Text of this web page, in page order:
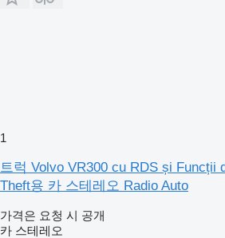
1
트럭 Volvo VR300 cu RDS și Funcții
Theft용 카 스테레오 Radio Auto
가격은 요청 시 공개
카 스테레오